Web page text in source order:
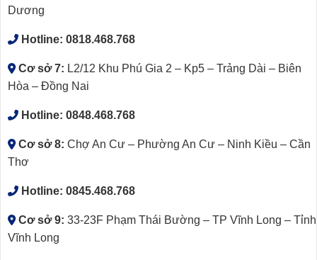
Dương
Hotline: 0818.468.768
Cơ sở 7: L2/12 Khu Phú Gia 2 – Kp5 – Trảng Dài – Biên
Hòa – Đồng Nai
Hotline: 0848.468.768
Cơ sở 8: Chợ An Cư – Phường An Cư – Ninh Kiều – Cần
Thơ
Hotline: 0845.468.768
Cơ sở 9: 33-23F Phạm Thái Bường – TP Vĩnh Long – Tỉnh
Vĩnh Long